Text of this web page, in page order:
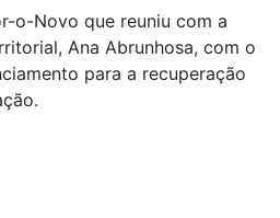
o-Novo que reuniu com a
Ana Abrunhosa, com o
para a recuperação